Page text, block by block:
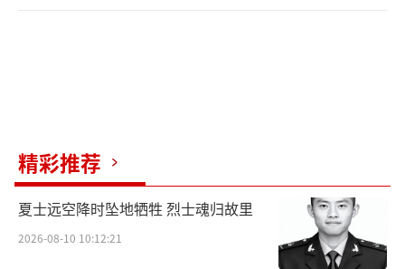
精彩推荐
夏士远空降时坠地牺牲 烈士魂归故里
2026-08-10 10:12:21